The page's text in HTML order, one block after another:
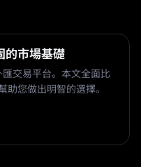
的市場基礎
交易平台。本文全面比
助您做出明智的選擇。